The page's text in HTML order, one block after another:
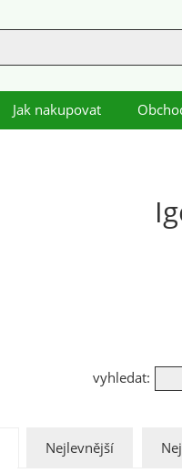
Jak nakupovat
vyhledat:
Nejlevnější